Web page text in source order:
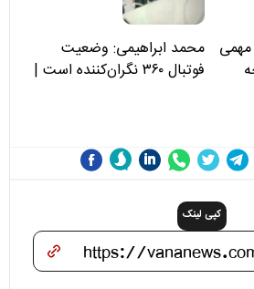
ضعف مهمی
محمد ابراهیمی: وضعیت
فوتبال ۳۶۰ نگران‌کننده است |
کپی لینک